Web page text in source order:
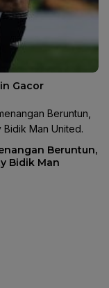
Gacor
Beruntun,
Bidik Man